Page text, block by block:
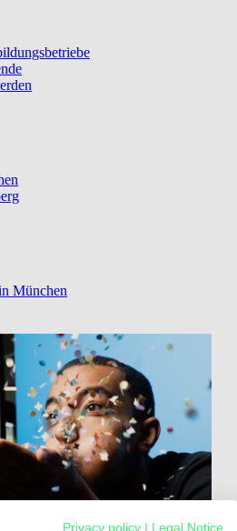
München
Privacy policy Legal Notice